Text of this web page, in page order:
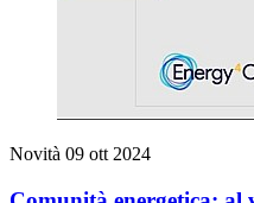
Novità 09 ott 2024